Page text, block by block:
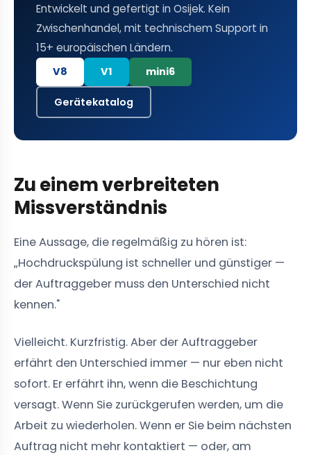
Entwickelt und gefertigt in Osijek. Kein
Zwischenhandel, mit technischem Support in
15+ europäischen Ländern.
V8 V1 mini6
Gerätekatalog
Zu einem verbreiteten
Missverständnis
Eine Aussage, die regelmäßig zu hören ist:
„Hochdruckspülung ist schneller und günstiger —
der Auftraggeber muss den Unterschied nicht
kennen."
Vielleicht. Kurzfristig. Aber der Auftraggeber
erfährt den Unterschied immer — nur eben nicht
sofort. Er erfährt ihn, wenn die Beschichtung
versagt. Wenn Sie zurückgerufen werden, um die
Arbeit zu wiederholen. Wenn er Sie beim nächsten
Auftrag nicht mehr kontaktiert — oder, am